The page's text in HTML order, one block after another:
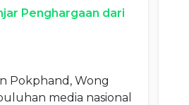
Penghargaan dari
Pokphand, Wong
media nasional